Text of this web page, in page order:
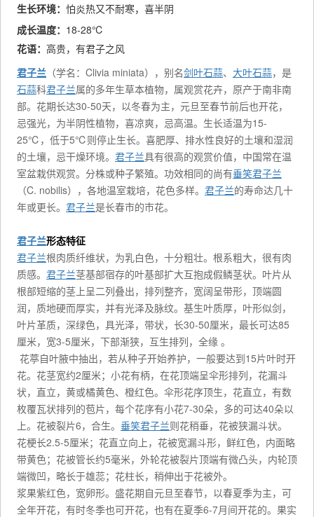
生长环境： 怕炎热又不耐寒，喜半阴
成长温度： 18-28℃
花语： 高贵，有君子之风
君子兰 （学名：Clivia miniata），别名剑叶石蒜、 大叶石蒜，是
石蒜科君子兰属的多年生草本植物，属观赏花卉，原产于南非南
部。花期长达30-50天，以冬春为主，元旦至春节前后也开花，
忌强光，为半阴性植物，喜凉爽，忌高温。生长适温为15-
25℃，低于5℃则停止生长。喜肥厚、排水性良好的土壤和湿润
的土壤，忌干燥环境。 君子兰具有很高的观赏价值，中国常在温
室盆栽供观赏。分株或种子繁殖。功效相同的尚有垂笑君子兰
（C. nobilis），各地温室栽培，花色多样。 君子兰的寿命达几十
年或更长。 君子兰是长春市的市花。
君子兰形态特征
君子兰根肉质纤维状，为乳白色，十分粗壮。根系粗大，很有肉
质感。 君子兰茎基部宿存的叶基部扩大互抱成假鳞茎状。叶片从
根部短缩的茎上呈二列叠出，排列整齐，宽阔呈带形，顶端圆
润，质地硬而厚实，并有光泽及脉纹。基生叶质厚，叶形似剑，
叶片革质，深绿色，具光泽，带状，长30-50厘米，最长可达85
厘米，宽3-5厘米，下部渐狭，互生排列，全缘 。
花葶自叶腋中抽出，若从种子开始养护，一般要达到15片叶时开
花。花茎宽约2厘米；小花有柄，在花顶端呈伞形排列，花漏斗
状，直立，黄或橘黄色、橙红色。伞形花序顶生，花直立，有数
枚覆瓦状排列的苞片，每个花序有小花7-30朵，多的可达40朵以
上。花被裂片6，合生。 垂笑君子兰则花稍垂，花被狭漏斗状。
花梗长2.5-5厘米；花直立向上，花被宽漏斗形，鲜红色，内面略
带黄色；花被管长约5毫米，外轮花被裂片顶端有微凸头，内轮顶
端微凹，略长于雄蕊；花柱长，稍伸出于花被外。
浆果紫红色，宽卵形。盛花期自元旦至春节，以春夏季为主，可
全年开花，有时冬季也可开花，也有在夏季6-7月间开花的。果实